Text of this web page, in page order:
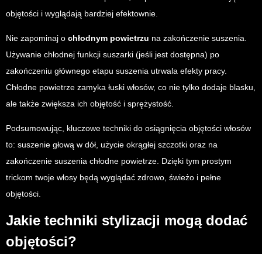
objętości i wyglądają bardziej efektownie.
Nie zapominaj o chłodnym powietrzu na zakończenie suszenia.
Używanie chłodnej funkcji suszarki (jeśli jest dostępna) po
zakończeniu głównego etapu suszenia utrwala efekty pracy.
Chłodne powietrze zamyka łuski włosów, co nie tylko dodaje blasku,
ale także zwiększa ich objętość i sprężystość.
Podsumowując, kluczowe techniki do osiągnięcia objętości włosów
to: suszenie głową w dół, użycie okrągłej szczotki oraz na
zakończenie suszenia chłodne powietrze. Dzięki tym prostym
trickom twoje włosy będą wyglądać zdrowo, świeżo i pełne
objętości.
Jakie techniki stylizacji mogą dodać
objętości?